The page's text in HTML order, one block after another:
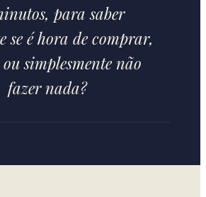
para saber
se é hora de comprar,
simplesmente não
fazer nada?